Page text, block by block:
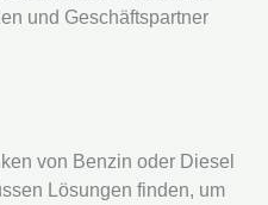
und Geschäftspartner
von Benzin oder Diesel
Lösungen finden, um